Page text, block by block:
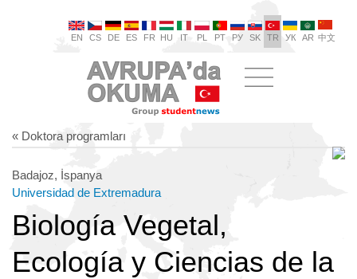
EN CS DE ES FR HU IT PL PT РУ SK TR УК AR 中文
« Doktora programları
Badajoz, İspanya
Universidad de Extremadura
Biología Vegetal,
Ecología y Ciencias de la